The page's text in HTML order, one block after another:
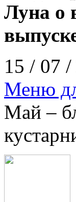
Луна о
15 / 07
Меню
Май –